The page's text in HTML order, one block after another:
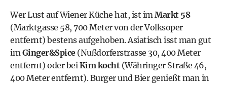
Wer Lust auf Wiener Küche hat, ist imMarkt 58
(Marktgasse 58, 700 Meter von der Volksoper
entfernt) bestens aufgehoben. Asiatisch isst man gut
imGinger&Spice(Nußdorferstrasse 30, 400 Meter
entfernt) oder beiKim kocht(Währinger Straße 46,
400 Meter entfernt). Burger und Bier genießt man in